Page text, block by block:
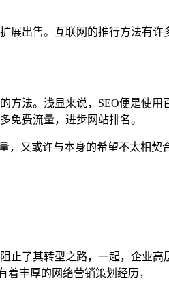
出售。互联网的推行方法有
法。浅显来说，SEO便是使
免费流量，进步网站排名。
，又或许与本身的希望不太相契
了其转型之路，一起，企业
丰厚的网络营销策划经历，